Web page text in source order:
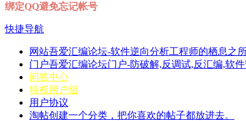
绑定QQ避免忘记帐号
快捷导航
网站吾爱汇编论坛-软件逆向分析工程师的栖息之
门户吾爱汇编论坛门户-防破解,反调试,反汇编,软
问答中心
特权用户组
用户协议
淘帖创建一个分类，把你喜欢的帖子都放进去。